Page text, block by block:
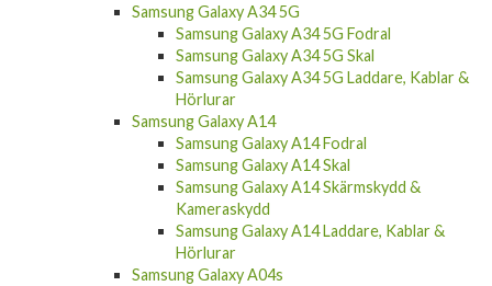
Samsung Galaxy A34 5G
Samsung Galaxy A34 5G Fodral
Samsung Galaxy A34 5G Skal
Samsung Galaxy A34 5G Laddare, Kablar &
Hörlurar
Samsung Galaxy A14
Samsung Galaxy A14 Fodral
Samsung Galaxy A14 Skal
Samsung Galaxy A14 Skärmskydd &
Kameraskydd
Samsung Galaxy A14 Laddare, Kablar &
Hörlurar
Samsung Galaxy A04s